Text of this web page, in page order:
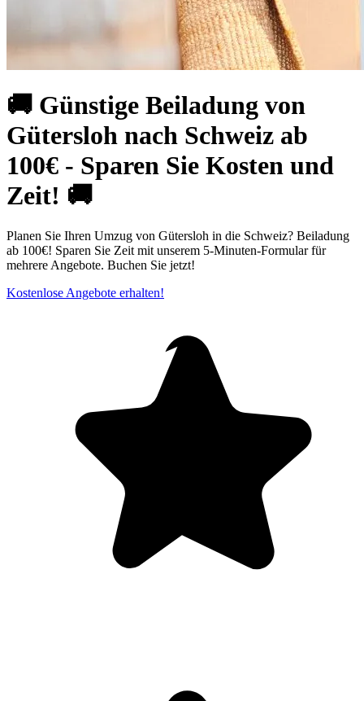
🚚 Günstige Beiladung von
Gütersloh nach Schweiz ab
100€ - Sparen Sie Kosten und
Zeit! 🚚
Planen Sie Ihren Umzug von Gütersloh in die Schweiz? Beiladung
ab 100€! Sparen Sie Zeit mit unserem 5-Minuten-Formular für
mehrere Angebote. Buchen Sie jetzt!
Kostenlose Angebote erhalten!